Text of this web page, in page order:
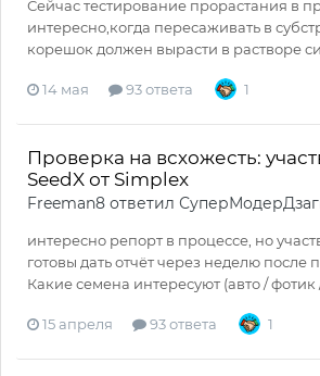
Сейчас тестирование прорастания в
интересно,когда пересаживать в
корешок должен вырасти в растворе
14 мая 93 ответа 1
Проверка на всхожесть:
SeedX от Simplex
Freeman8 ответил
интересно репорт в процессе, но
готовы дать отчёт через неделю после
Какие семена интересуют (авто / фотик
15 апреля 93 ответа 1